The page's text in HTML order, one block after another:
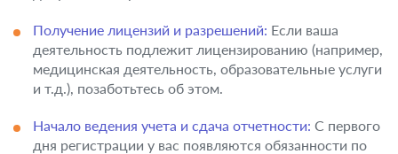
Получение лицензий и разрешений: Если ваша
деятельность подлежит лицензированию (например,
медицинская деятельность, образовательные услуги
и т.д.), позаботьтесь об этом.
Начало ведения учета и сдача отчетности: С первого
дня регистрации у вас появляются обязанности по